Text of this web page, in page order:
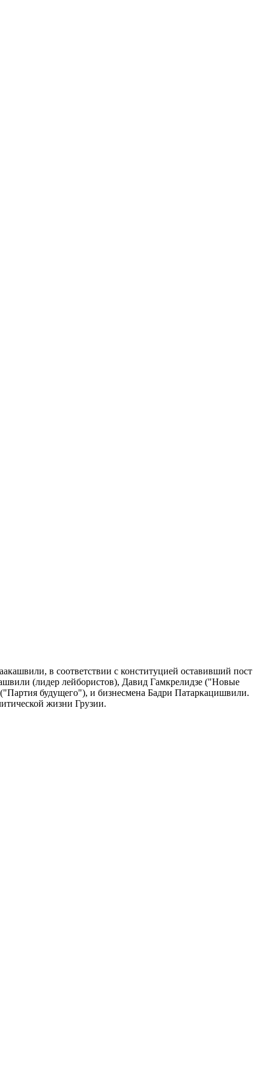
в соответствии с конституцией оставивший пост
(лидер лейбористов), Давид Гамкрелидзе ("Новые
будущего"), и бизнесмена Бадри Патаркацишвили.
жизни Грузии.